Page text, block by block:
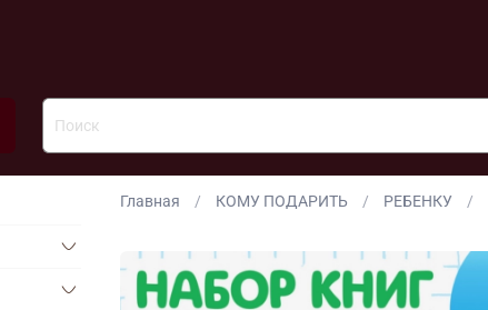
Главная КОМУ ПОДАРИТЬ РЕБЕНКУ